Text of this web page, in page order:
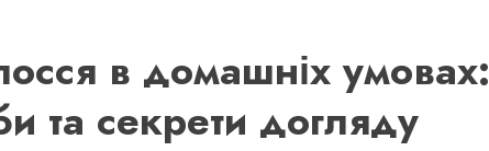
в домашніх умовах:
та секрети догляду